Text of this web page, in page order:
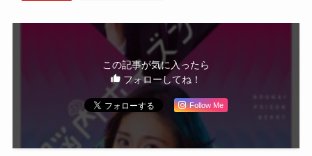
この記事が気に入ったら
フォローしてね！
Follow Me